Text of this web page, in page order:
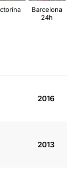
Barcelona
24h
2016
2013